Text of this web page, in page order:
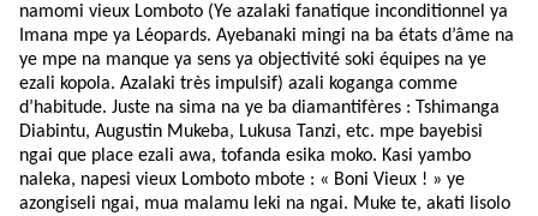
namomi vieux Lomboto (Ye azalaki fanatique inconditionnel ya
Imana mpe ya Léopards. Ayebanaki mingi na ba états d’âme na
ye mpe na manque ya sens ya objectivité soki équipes na ye
ezali kopola. Azalaki très impulsif) azali koganga comme
d’habitude. Juste na sima na ye ba diamantifères : Tshimanga
Diabintu, Augustin Mukeba, Lukusa Tanzi, etc. mpe bayebisi
ngai que place ezali awa, tofanda esika moko. Kasi yambo
naleka, napesi vieux Lomboto mbote : « Boni Vieux ! » ye
azongiseli ngai, mua malamu leki na ngai. Muke te, akati lisolo